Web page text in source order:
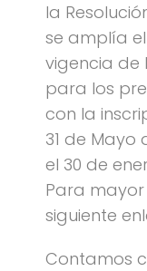
la
se amplía
vigencia de
para los
con la
31 de Mayo
el 30 de
Para
siguiente
Contamos